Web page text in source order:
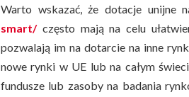
Warto wskazać, że dotacje unijne
smart/często mają na celu
pozwalają im na dotarcie na inne
nowe rynki w UE lub na całym
fundusze lub zasoby na badania